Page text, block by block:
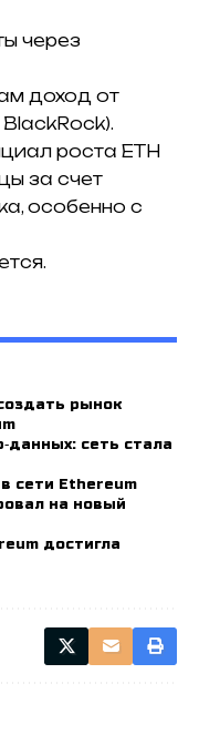
через
доход от
роста ETH
за счет
особенно с
рынок
сеть стала
сети Ethereum
на новый
достигла